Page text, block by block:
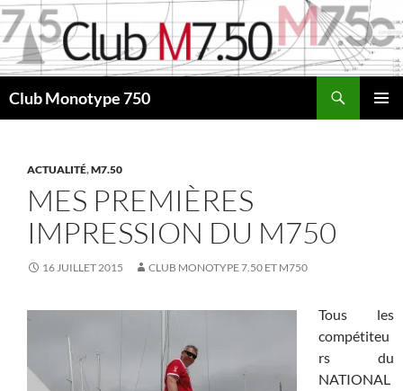
Aller
au
contenu
Club Monotype 750
ACTUALITÉ,M7.50
MES PREMIÈRES
IMPRESSION DU M750
16 JUILLET 2015 CLUB MONOTYPE 7.50 ET M750
Tous les
compétiteu
rs du
NATIONAL